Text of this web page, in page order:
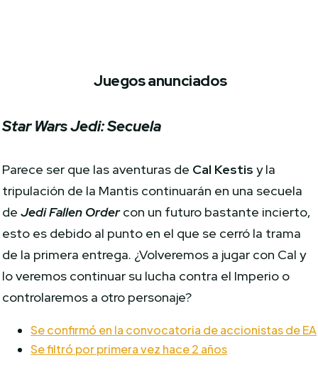
Juegos anunciados
Star Wars Jedi: Secuela
Parece ser que las aventuras de Cal Kestis y la
tripulación de la Mantis continuarán en una secuela
deJedi Fallen Ordercon un futuro bastante incierto,
esto es debido al punto en el que se cerró la trama
de la primera entrega. ¿Volveremos a jugar con Cal y
lo veremos continuar su lucha contra el Imperio o
controlaremos a otro personaje?
Se confirmó en la convocatoria de accionistas de EA
Se filtró por primera vez hace 2 años